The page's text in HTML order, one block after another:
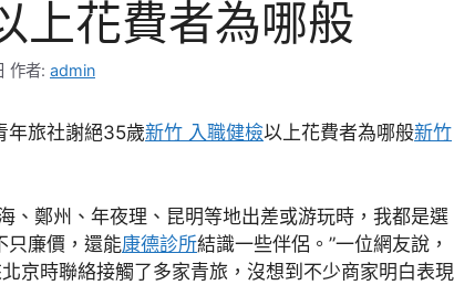
上花費者為哪般
作者: admin
年旅社謝絕35歲新竹 入職健檢以上花費者為哪般新竹
、鄭州、年夜理、昆明等地出差或游玩時，我都是選
只廉價，還能康德診所結識一些伴侶。”一位網友說，
京時聯絡接觸了多家青旅，沒想到不少商家明白表現